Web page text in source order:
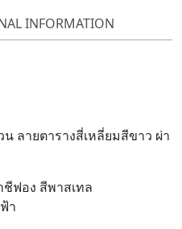
INFORMATION
น ลายตารางสี่เหลี่ยมสีขาว ผ่า
ชีฟอง สีพาสเทล
า